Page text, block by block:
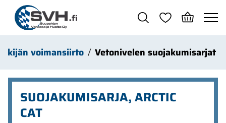
Siirry pääsisältöön
voimansiirto Vetonivelen suojakumisarjat
SUOJAKUMISARJA, ARCTIC
CAT